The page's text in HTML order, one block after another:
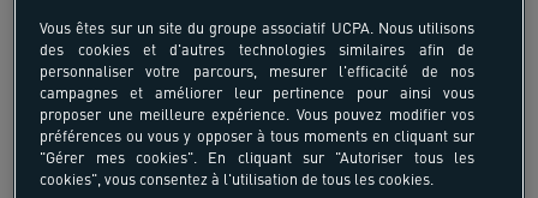
Vous êtes sur un site du groupe associatif UCPA. Nous utilisons
des cookies et d'autres technologies similaires afin de
personnaliser votre parcours, mesurer l'efficacité de nos
campagnes et améliorer leur pertinence pour ainsi vous
proposer une meilleure expérience. Vous pouvez modifier vos
préférences ou vous y opposer à tous moments en cliquant sur
"Gérer mes cookies". En cliquant sur "Autoriser tous les
cookies", vous consentez à l'utilisation de tous les cookies.